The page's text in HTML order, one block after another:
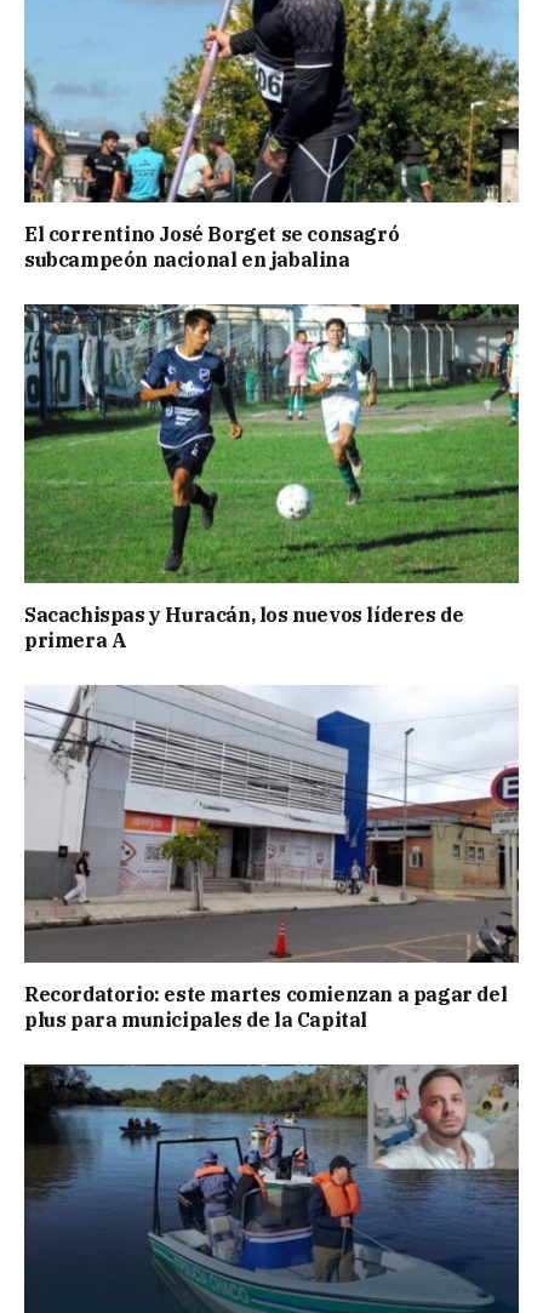
El correntino José Borget se consagró
subcampeón nacional en jabalina
Sacachispas y Huracán, los nuevos líderes de
primera A
Recordatorio: este martes comienzan a pagar del
plus para municipales de la Capital